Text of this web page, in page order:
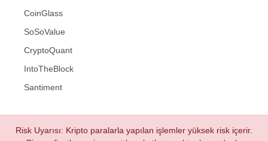
CoinGlass
SoSoValue
CryptoQuant
IntoTheBlock
Santiment
Risk Uyarısı: Kripto paralarla yapılan işlemler yüksek risk içerir.